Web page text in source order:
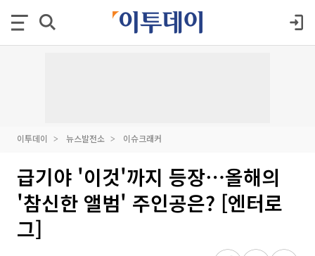
이투데이 뉴스발전소 이슈크래커
급기야 '이것'까지 등장⋯올해의
'참신한 앨범' 주인공은? [엔터로
그]